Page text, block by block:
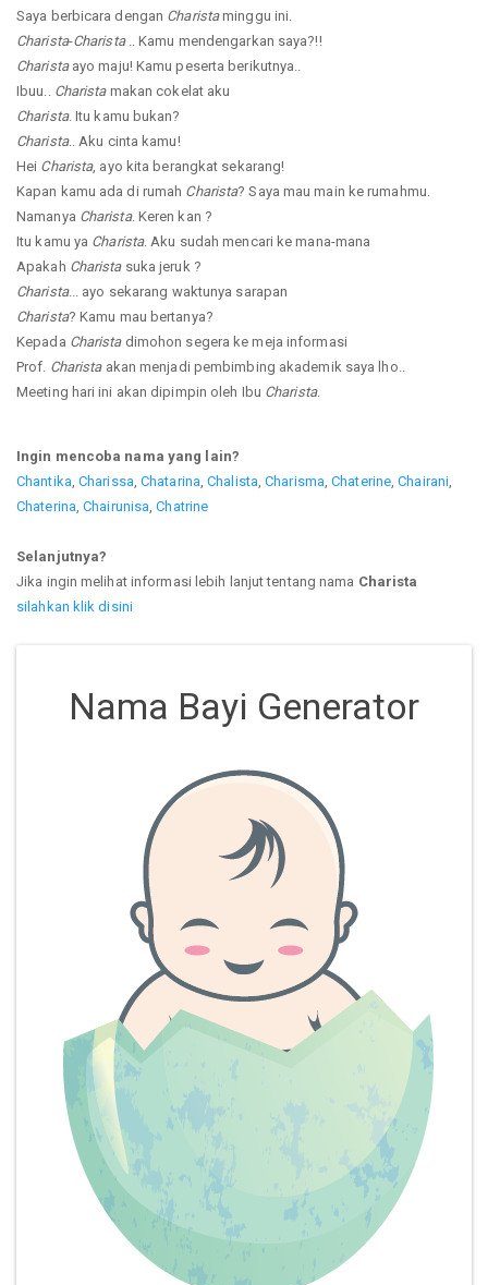
Saya berbicara dengan Charistaminggu ini.
Charista-Charista.. Kamu mendengarkan saya?!!
Charistaayo maju! Kamu peserta berikutnya..
Ibuu.. Charistamakan cokelat aku
Charista. Itu kamu bukan?
Charista.. Aku cinta kamu!
Hei Charista, ayo kita berangkat sekarang!
Kapan kamu ada di rumah Charista? Saya mau main ke rumahmu.
Namanya Charista. Keren kan ?
Itu kamu ya Charista. Aku sudah mencari ke mana-mana
Apakah Charistasuka jeruk ?
Charista... ayo sekarang waktunya sarapan
Charista? Kamu mau bertanya?
Kepada Charistadimohon segera ke meja informasi
Prof. Charistaakan menjadi pembimbing akademik saya lho..
Meeting hari ini akan dipimpin oleh Ibu Charista.
Ingin mencoba nama yang lain?
Chantika ,Charissa ,Chatarina ,Chalista ,Charisma ,Chaterine ,Chairani
Chaterina ,Chairunisa ,Chatrine
Selanjutnya?
Jika ingin melihat informasi lebih lanjut tentang nama Charista
silahkan klik disini
Nama Bayi Generator